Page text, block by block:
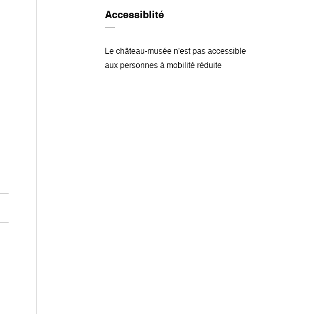
Accessiblité
Le château-musée n'est pas accessible
aux personnes à mobilité réduite